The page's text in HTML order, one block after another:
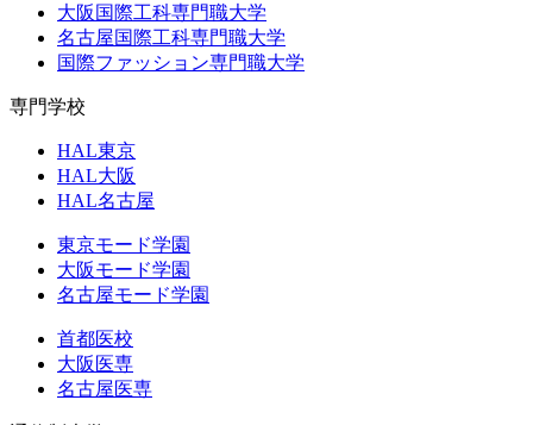
大阪国際工科専門職大学
名古屋国際工科専門職大学
国際ファッション専門職大学
専門学校
HAL東京
HAL大阪
HAL名古屋
東京モード学園
大阪モード学園
名古屋モード学園
首都医校
大阪医専
名古屋医専